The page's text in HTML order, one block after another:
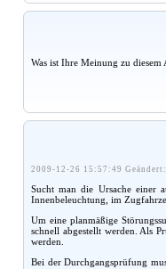
Was ist Ihre Meinung zu
2009-12-26 15:57:49
Sucht man die Ursache einer
Innenbeleuchtung, im
Um eine planmäßige
schnell abgestellt werden. Als
werden.
Bei der Durchgangsprüfung